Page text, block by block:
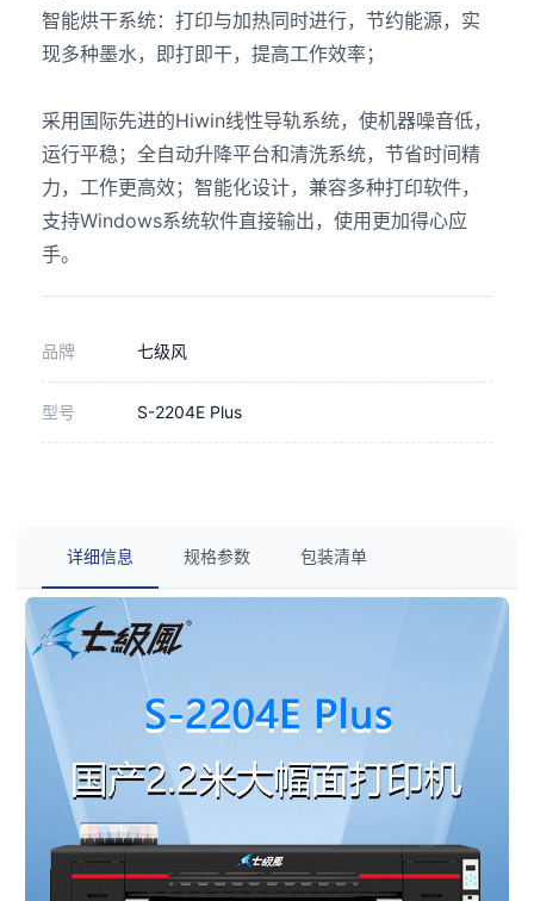
智能烘干系统：打印与加热同时进行，节约能源，实
现多种墨水，即打即干，提高工作效率；
采用国际先进的Hiwin线性导轨系统，使机器噪音低，
运行平稳；全自动升降平台和清洗系统，节省时间精
力，工作更高效；智能化设计，兼容多种打印软件，
支持Windows系统软件直接输出，使用更加得心应
手。
品牌 七级风
型号 S-2204E Plus
详细信息 规格参数 包装清单